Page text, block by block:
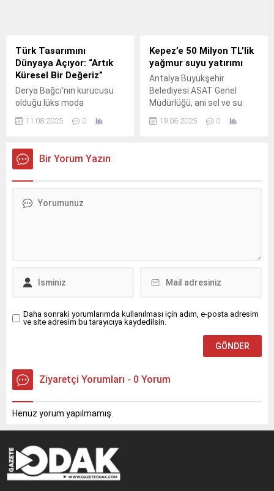
Türk Tasarımını
Dünyaya Açıyor: “Artık
Küresel Bir Değeriz”
Derya Bağcı'nın kurucusu
olduğu lüks moda
Style The World, Türk
moda sahnesine taşıyor.
11.08.2025 0
Kepez’e 50 Milyon TL’lik
yağmur suyu yatırımı
Antalya Büyükşehir
Belediyesi ASAT Genel
Müdürlüğü, ani sel ve su
amacıyla Kepez ilçesinde
19.06.2025 0
Bir Yorum Yazın
Daha sonraki yorumlarımda kullanılması için adım, e-posta adresim
ve site adresim bu tarayıcıya kaydedilsin.
Ziyaretçi Yorumları - 0 Yorum
Henüz yorum yapılmamış.